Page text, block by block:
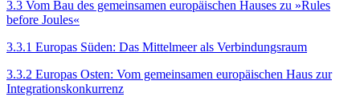
3.3 Vom Bau des gemeinsamen europäischen Hauses zu »Rules
before Joules«
3.3.1 Europas Süden: Das Mittelmeer als Verbindungsraum
3.3.2 Europas Osten: Vom gemeinsamen europäischen Haus zur
Integrationskonkurrenz